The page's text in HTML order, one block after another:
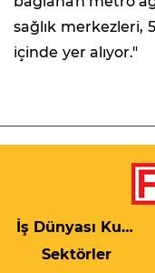
sağlık merkezleri,
içinde yer alıyor."
İş Dünyası Kulis
Sektörler